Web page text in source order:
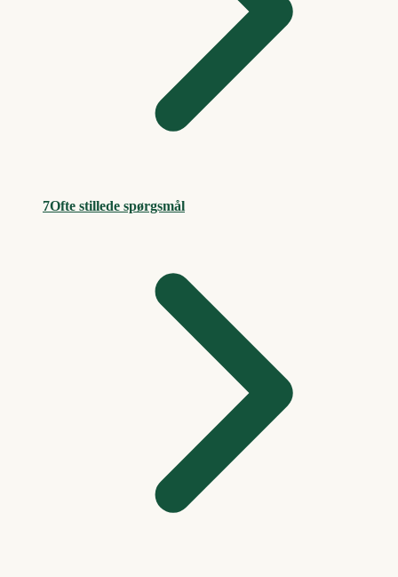
7Ofte stillede spørgsmål